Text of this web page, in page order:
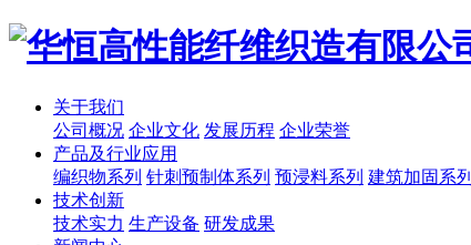
关于我们
公司概况 企业文化 发展历程 企业荣誉
产品及行业应用
编织物系列 针刺预制体系列 预浸料系列 建筑加固系列
技术创新
技术实力 生产设备 研发成果